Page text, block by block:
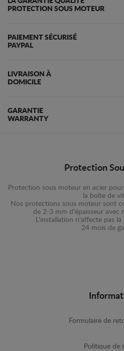
PROTECTION SOUS MOTEUR
PAIEMENT SÉCURISÉ
PAYPAL
LIVRAISON À
DOMICILE
GARANTIE
WARRANTY
Protection
Protection sous moteur en acier
la boîte de
Nos protections sous moteur sont
de 2-3 mm d'épaisseur avec
L'installation n'affecte pas
24 mois de
Formulaire de
Politique de